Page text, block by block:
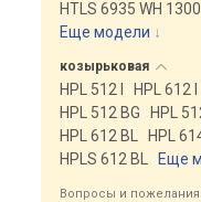
HTLS 6935 WH
Еще модели ↓
козырьковая
HPL 512 I HPL 612 I
HPL 512 BG
HPL
HPL 612 BL
HPL
HPLS 612 BL
Еще
Вопросы и